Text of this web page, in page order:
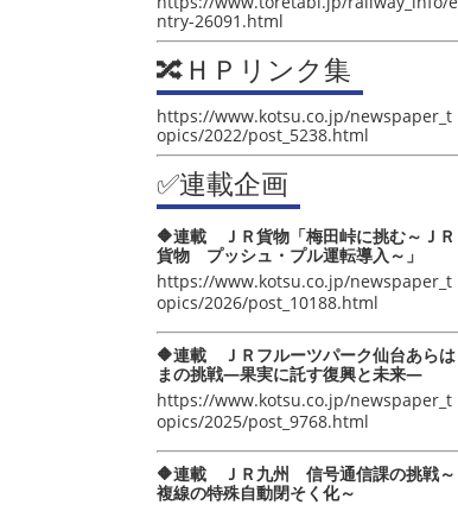
ntry-26091.html
🔀ＨＰリンク集
https://www.kotsu.co.jp/newspaper_t
opics/2022/post_5238.html
✅連載企画
🔶連載 ＪＲ貨物「梅田峠に挑む～ＪＲ
貨物 プッシュ・プル運転導入～」
https://www.kotsu.co.jp/newspaper_t
opics/2026/post_10188.html
🔶連載 ＪＲフルーツパーク仙台あらは
まの挑戦―果実に託す復興と未来―
https://www.kotsu.co.jp/newspaper_t
opics/2025/post_9768.html
🔶連載 ＪＲ九州 信号通信課の挑戦～
複線の特殊自動閉そく化～